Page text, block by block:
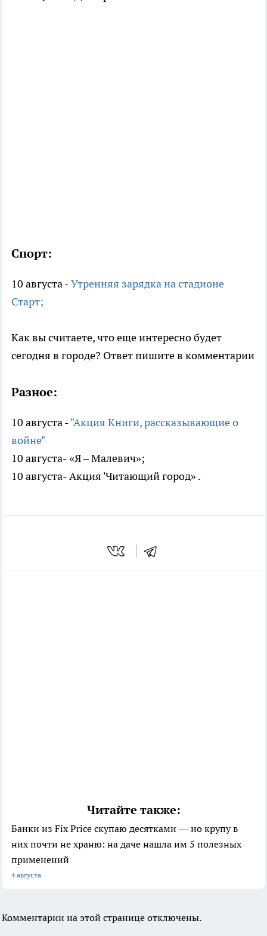
Спорт:
10 августа -Утренняя зарядка на стадионе
Старт;
Как вы считаете, что еще интересно будет
сегодня в городе? Ответ пишите в комментарии
Разное:
10 августа -"Акция Книги, рассказывающие о
войне"
10 августа- «Я – Малевич»;
10 августа- Акция 'Читающий город» .
Читайте также:
Банки из Fix Price скупаю десятками — но крупу в
них почти не храню: на даче нашла им 5 полезных
применений
4 августа
Комментарии на этой странице отключены.